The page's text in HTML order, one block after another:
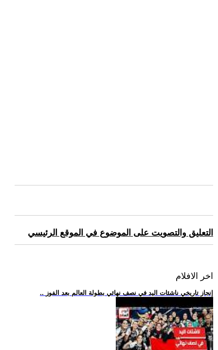
التعليق والتصويت على الموضوع في الموقع الرئيسي
اخر الافلام
.. إنجاز تاريخي ناشئات اليد في نصف نهائي بطولة العالم بعد الفوز